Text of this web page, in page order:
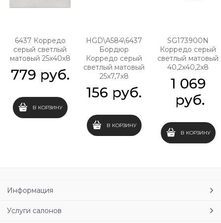
6437 Корредо
серый светлый
матовый 25x40x8
779 руб.
В КОРЗИНУ
HGD\A584\6437
Бордюр
Корредо серый
светлый матовый
25x7,7x8
156 руб.
В КОРЗИНУ
SG173900N
Корредо серый
светлый матовый
40,2x40,2x8
1 069
руб.
В КОРЗИНУ
Информация
Услуги салонов